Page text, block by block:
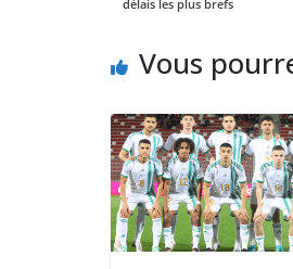
délais les plus brefs
Vous